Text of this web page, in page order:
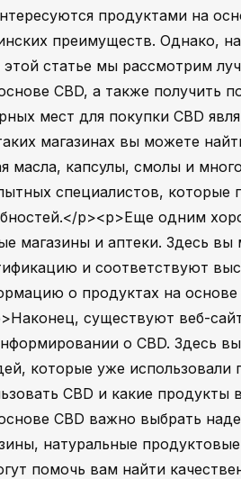
продуктами на
преимуществ. Однако,
статье мы рассмотрим
CBD, а также получить
мест для покупки CBD
магазинах вы можете
масла, капсулы, смолы и
специалистов, которые
p><p>Еще одним
магазины и аптеки. Здесь
и соответствуют
о продуктах на основе
существуют веб-
о CBD. Здесь
которые уже использовали
CBD и какие продукты
CBD важно выбрать
натуральные
помочь вам найти